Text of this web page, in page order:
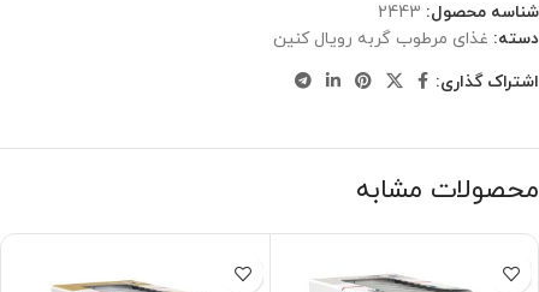
شناسه محصول: 2443
دسته: غذای مرطوب گربه رویال کنین
اشتراک گذاری:
محصولات مشابه